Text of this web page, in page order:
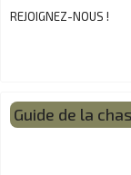
REJOIGNEZ-NOUS !
Guide de la